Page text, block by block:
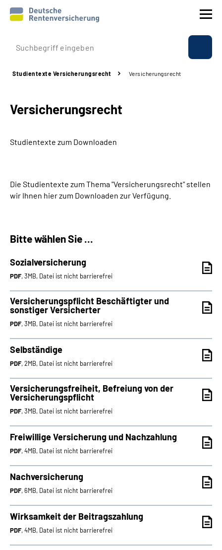
Prävention
Rente
Beratung & Kontakt
Über uns & Presse
Language
Inhalte in Gebärdensprache (DGS)
Leichte Sprache
Studientexte Versicherungsrecht Versicherungsrecht
Versicherungsrecht
Studientexte zum Downloaden
Die Studientexte zum Thema "Versicherungsrecht" stellen
wir Ihnen hier zum Downloaden zur Verfügung.
Bitte wählen Sie ...
Sozialversicherung
PDF, 3MB, Datei ist nicht barrierefrei
Versicherungspflicht Beschäftigter und
sonstiger Versicherter
PDF, 3MB, Datei ist nicht barrierefrei
Selbständige
PDF, 2MB, Datei ist nicht barrierefrei
Versicherungsfreiheit, Befreiung von der
Versicherungspflicht
PDF, 3MB, Datei ist nicht barrierefrei
Freiwillige Versicherung und Nachzahlung
PDF, 4MB, Datei ist nicht barrierefrei
Nachversicherung
PDF, 6MB, Datei ist nicht barrierefrei
Wirksamkeit der Beitragszahlung
PDF, 4MB, Datei ist nicht barrierefrei